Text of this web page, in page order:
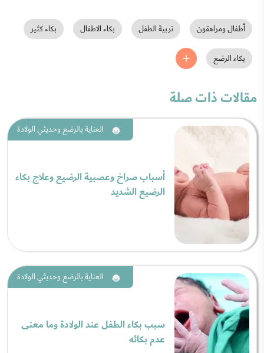
أطفال ومراهقون تربية الطفل بكاء الاطفال بكاء كثير
بكاء الرضع
مقالات ذات صلة
العناية بالرضع وحديثي الولادة
أسباب صراخ وعصبية الرضيع وعلاج بكاء
الرضيع الشديد
العناية بالرضع وحديثي الولادة
سبب بكاء الطفل عند الولادة وما معنى
عدم بكائه